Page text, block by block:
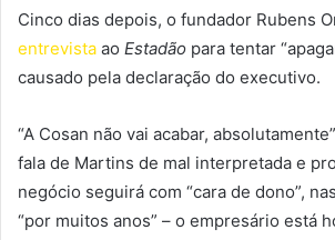
Cinco dias depois, o fundador Rubens
entrevista ao Estadão para tentar
causado pela declaração do executivo.
“A Cosan não vai acabar,
fala de Martins de mal interpretada e
negócio seguirá com “cara de dono”,
“por muitos anos” – o empresário está